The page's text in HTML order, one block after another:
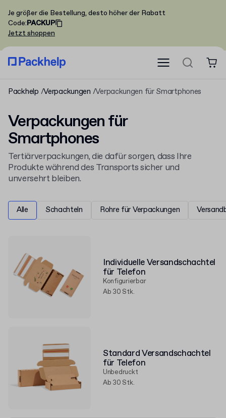
Je größer die Bestellung, desto höher der Rabatt
Code:PACKUP
Jetzt shoppen
Packhelp Verpackungen Verpackungen für Smartphones
Verpackungen für
Smartphones
Tertiärverpackungen, die dafür sorgen, dass Ihre
Produkte während des Transports sicher und
unversehrt bleiben.
Alle Schachteln Rohre für Verpackungen
Individuelle Versandschachtel
für Telefon
Konfigurierbar
Ab 30 Stk.
Standard Versandschachtel
für Telefon
Unbedruckt
Ab 30 Stk.